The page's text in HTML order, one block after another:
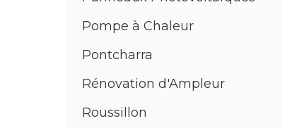
Pompe à Chaleur
Pontcharra
Rénovation d'Ampleur
Roussillon